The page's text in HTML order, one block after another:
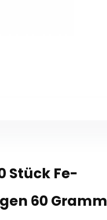
Stück Fe-
60 Gramm